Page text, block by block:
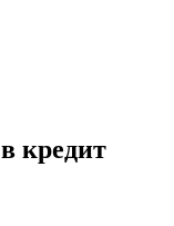
в кредит